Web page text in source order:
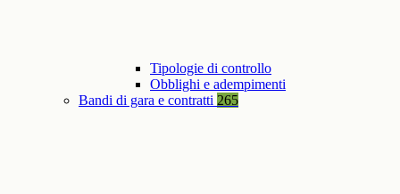
Tipologie di controllo
Obblighi e adempimenti
Bandi di gara e contratti 265